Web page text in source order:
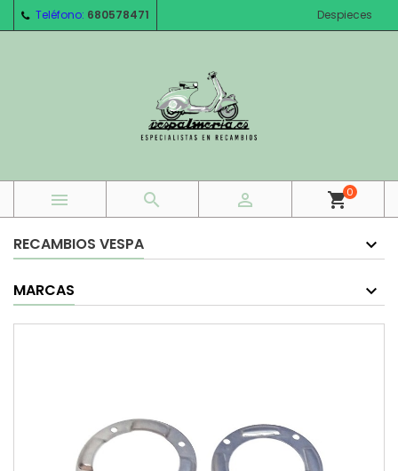
Teléfono: 680578471 Despieces
   shopping_cart0
RECAMBIOS VESPA
MARCAS